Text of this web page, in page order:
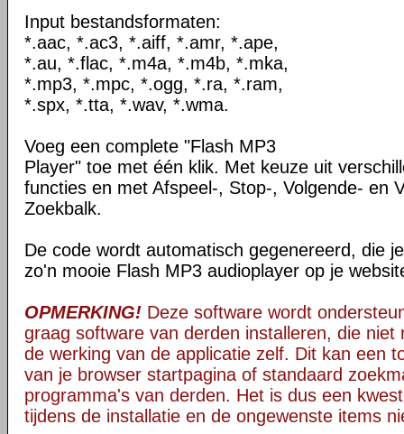
Input bestandsformaten:
*.aac, *.ac3, *.aiff, *.amr, *.ape,
*.au, *.flac, *.m4a, *.m4b, *.mka,
*.mp3, *.mpc, *.ogg, *.ra, *.ram,
*.spx, *.tta, *.wav, *.wma.
Voeg een complete "Flash MP3
Player" toe met één klik. Met keuze uit
functies en met Afspeel-, Stop-, Volgende- en
Zoekbalk.
De code wordt automatisch gegenereerd, die
zo'n mooie Flash MP3 audioplayer op je
OPMERKING! Deze software wordt
graag software van derden installeren, die niet
de werking van de applicatie zelf. Dit kan een
van je browser startpagina of standaard
programma's van derden. Het is dus een
tijdens de installatie en de ongewenste items